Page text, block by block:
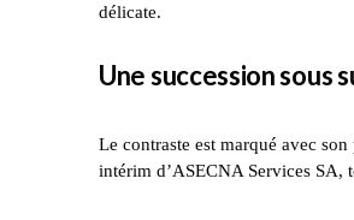
délicate.
Une succession sous
Le contraste est marqué avec
intérim d’ASECNA Services SA,